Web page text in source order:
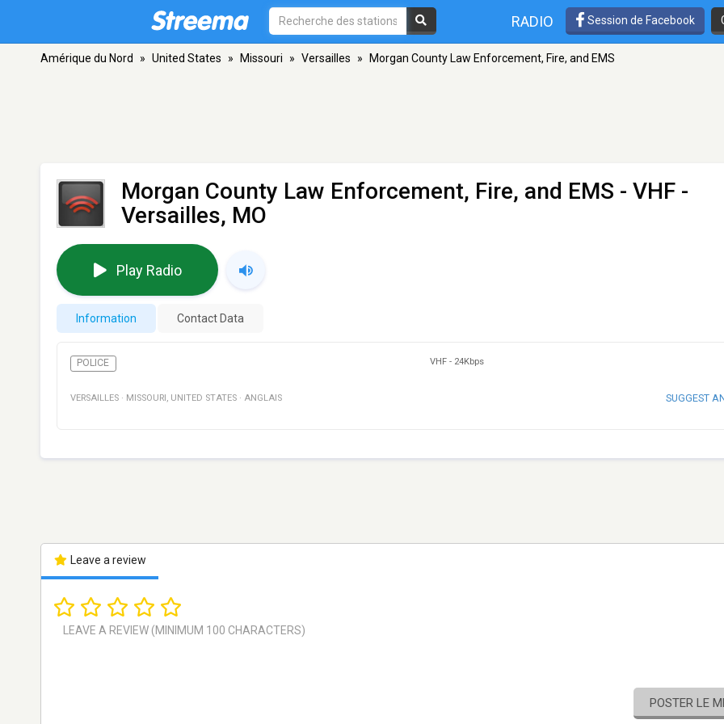
RADIO Session de Facebook
Amérique du Nord » United States » Missouri » Versailles » Morgan County Law Enforcement, Fire, and EMS
Morgan County Law Enforcement, Fire, and EMS - VHF -
Versailles, MO
Play Radio
Information Contact Data
POLICE VHF - 24Kbps
VERSAILLES · MISSOURI , UNITED STATES · ANGLAIS SUGGEST
Leave a review
POSTER LE